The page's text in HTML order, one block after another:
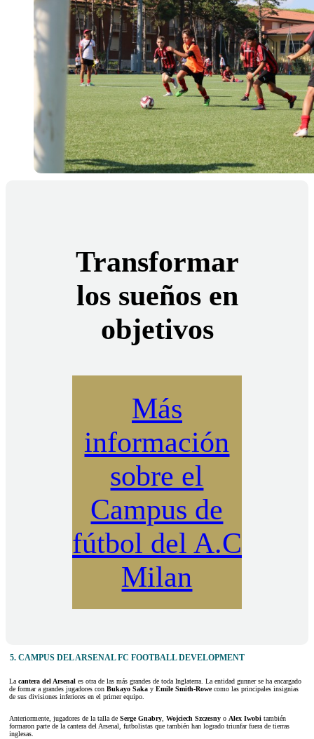
Transformar
los sueños en
objetivos
Más
información
sobre el
Campus de
fútbol del A.C
Milan
5. CAMPUS DEL ARSENAL FC FOOTBALL DEVELOPMENT
Lacantera del Arsenal es otra de las más grandes de toda Inglaterra. La entidad gunner se ha encargado
de formar a grandes jugadores con Bukayo Saka y Emile Smith-Rowecomo las principales insignias
de sus divisiones inferiores en el primer equipo.
Anteriormente, jugadores de la talla de Serge Gnabry, Wojciech Szczesny o Alex Iwobi también
formaron parte de la cantera del Arsenal, futbolistas que también han logrado triunfar fuera de tierras
inglesas.